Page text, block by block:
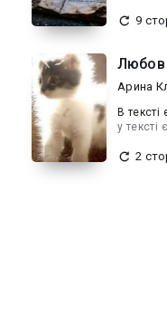
9
Любов
Арина
В текcті
у тексті
2